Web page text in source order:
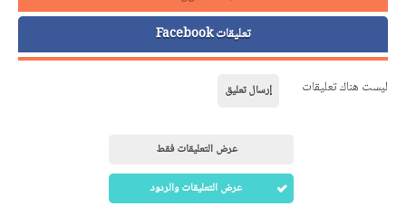
تعليقات Facebook
ليست هناك تعليقات إرسال تعليق
عرض التعليقات فقط
عرض التعليقات والردود